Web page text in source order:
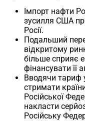
Імпорт нафти
зусилля США
Росії.
Подальший
відкритому
більше сприяє
фінансувати її
Вводячи тариф
стримати
Російської
накласти
Російську